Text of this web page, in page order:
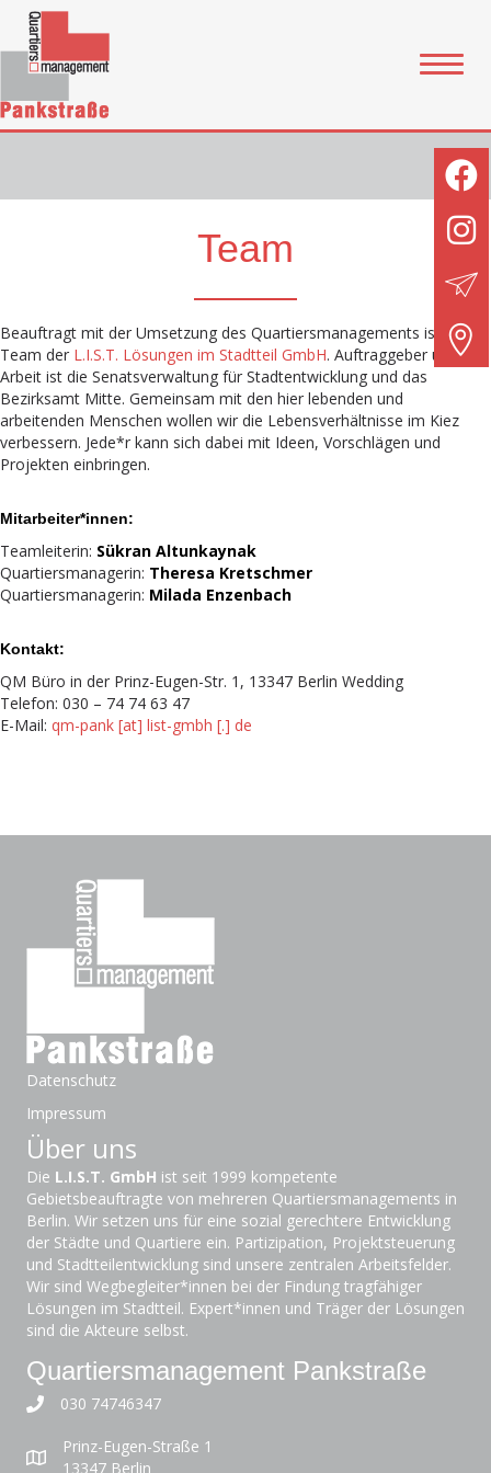
Team
Beauftragt mit der Umsetzung des Quartiersmanagements ist das
Team der L.I.S.T. Lösungen im Stadtteil GmbH. Auftraggeber unserer
Arbeit ist die Senatsverwaltung für Stadtentwicklung und das
Bezirksamt Mitte. Gemeinsam mit den hier lebenden und
arbeitenden Menschen wollen wir die Lebensverhältnisse im Kiez
verbessern. Jede*r kann sich dabei mit Ideen, Vorschlägen und
Projekten einbringen.
Mitarbeiter*innen:
Teamleiterin: Sükran Altunkaynak
Quartiersmanagerin: Theresa Kretschmer
Quartiersmanagerin: Milada Enzenbach
Kontakt:
QM Büro in der Prinz-Eugen-Str. 1, 13347 Berlin Wedding
Telefon: 030 – 74 74 63 47
E-Mail: qm-pank [at] list-gmbh [.] de
Datenschutz
Impressum
Über uns
Die L.I.S.T. GmbH ist seit 1999 kompetente
Gebietsbeauftragte von mehreren Quartiersmanagements in
Berlin. Wir setzen uns für eine sozial gerechtere Entwicklung
der Städte und Quartiere ein. Partizipation, Projektsteuerung
und Stadtteilentwicklung sind unsere zentralen Arbeitsfelder.
Wir sind Wegbegleiter*innen bei der Findung tragfähiger
Lösungen im Stadtteil. Expert*innen und Träger der Lösungen
sind die Akteure selbst.
Quartiersmanagement Pankstraße
030 74746347
Prinz-Eugen-Straße 1
13347 Berlin